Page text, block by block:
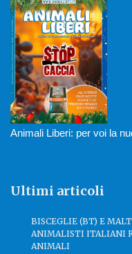
Animali Liberi: per voi la
Ultimi articoli
BISCEGLIE (BT) E
ANIMALISTI ITALIANI
ANIMALI